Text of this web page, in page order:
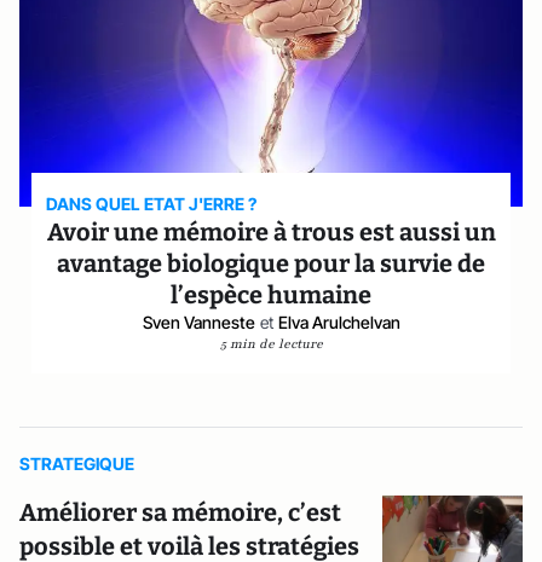
DANS QUEL ETAT J'ERRE ?
Avoir une mémoire à trous est aussi un
avantage biologique pour la survie de
l’espèce humaine
Sven Vanneste et Elva Arulchelvan
5 min de lecture
STRATEGIQUE
Améliorer sa mémoire, c’est
possible et voilà les stratégies